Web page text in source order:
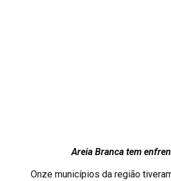
Areia Branca tem
Onze municípios da região